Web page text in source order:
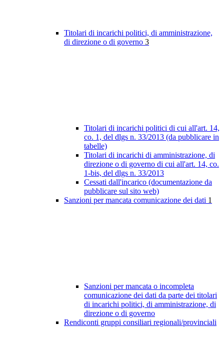
Titolari di incarichi politici, di amministrazione,
di direzione o di governo 3
Titolari di incarichi politici di cui all'art. 14,
co. 1, del dlgs n. 33/2013 (da pubblicare in
tabelle)
Titolari di incarichi di amministrazione, di
direzione o di governo di cui all'art. 14, co.
1-bis, del dlgs n. 33/2013
Cessati dall'incarico (documentazione da
pubblicare sul sito web)
Sanzioni per mancata comunicazione dei dati 1
Sanzioni per mancata o incompleta
comunicazione dei dati da parte dei titolari
di incarichi politici, di amministrazione, di
direzione o di governo
Rendiconti gruppi consiliari regionali/provinciali